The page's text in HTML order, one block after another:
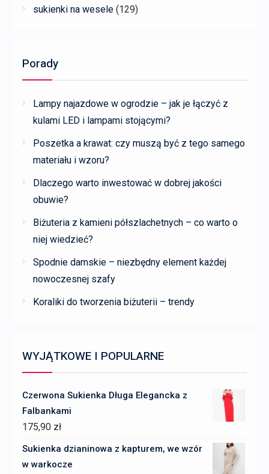
sukienki na wesele (129)
Porady
Lampy najazdowe w ogrodzie – jak je łączyć z
kulami LED i lampami stojącymi?
Poszetka a krawat: czy muszą być z tego samego
materiału i wzoru?
Dlaczego warto inwestować w dobrej jakości
obuwie?
Biżuteria z kamieni półszlachetnych – co warto o
niej wiedzieć?
Spodnie damskie – niezbędny element każdej
nowoczesnej szafy
Koraliki do tworzenia biżuterii – trendy
WYJĄTKOWE I POPULARNE
Czerwona Sukienka Długa Elegancka z
Falbankami
175,90 zł
Sukienka dzianinowa z kapturem, we wzór
w warkocze